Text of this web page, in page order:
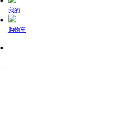
我的
购物车